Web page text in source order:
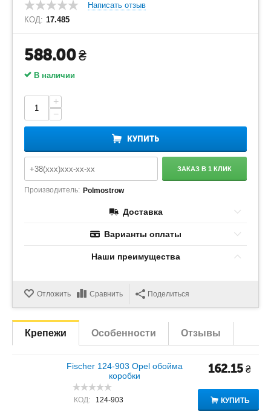
Написать отзыв
КОД: 17.485
588.00₴
В наличии
+
−
КУПИТЬ
ЗАКАЗ В 1 КЛИК
Производитель: Polmostrow
Доставка
Варианты оплаты
Наши преимущества
Отложить Сравнить Поделиться
Крепежи Особенности Отзывы
Fischer 124-903 Opel обойма
коробки
КОД: 124-903
162.15 ₴
КУПИТЬ